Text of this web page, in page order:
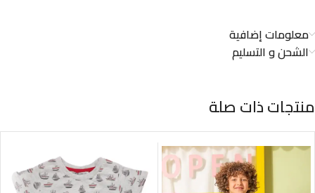
معلومات إضافية
الشحن و التسليم
منتجات ذات صلة